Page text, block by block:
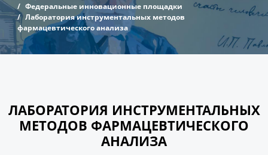
Федеральные инновационные площадки
Лаборатория инструментальных методов
фармацевтического анализа
ЛАБОРАТОРИЯ ИНСТРУМЕНТАЛЬНЫХ
МЕТОДОВ ФАРМАЦЕВТИЧЕСКОГО
АНАЛИЗА